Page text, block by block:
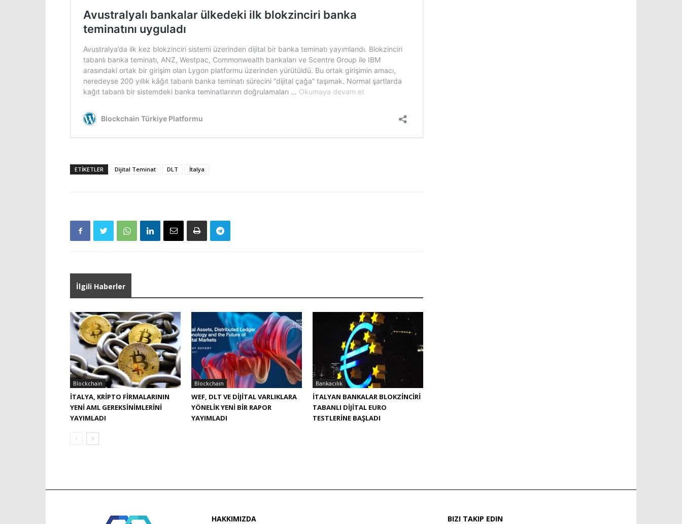
ETIKETLER Dijital Teminat DLT İtalya
İlgili Haberler
Blockchain
İTALYA, KRIPTO FIRMALARININ
YENI AML GEREKSINIMLERINI
YAYIMLADI
Blockchain
WEF, DLT VE DIJITAL VARLIKLARA
YÖNELIK YENI BIR RAPOR
YAYIMLADI
Bankacılık
İTALYAN BANKALAR BLOKZINCIRI
TABANLI DIJITAL EURO
TESTLERINE BAŞLADI
HAKKIMIZDA BIZI TAKIP EDIN